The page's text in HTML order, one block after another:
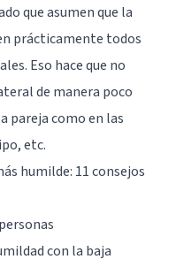
que asumen que la
prácticamente todos
Eso hace que no
de manera poco
pareja como en las
etc.
humilde: 11 consejos
con la baja